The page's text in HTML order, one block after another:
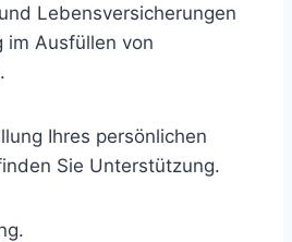
Lebensversicherungen
im Ausfüllen von
Ihres persönlichen
Sie Unterstützung.